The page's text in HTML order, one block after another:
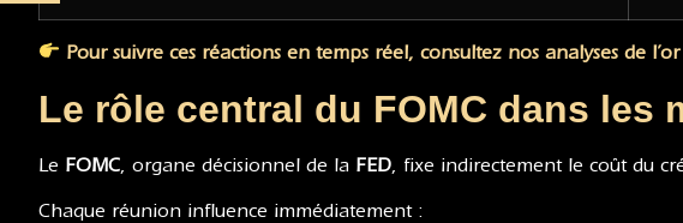
Pour suivre ces réactions en temps réel, consultez nos analyses de
Le rôle central du FOMC dans les
Le FOMC , organe décisionnel de la FED , fixe indirectement le coût du
Chaque réunion influence immédiatement :